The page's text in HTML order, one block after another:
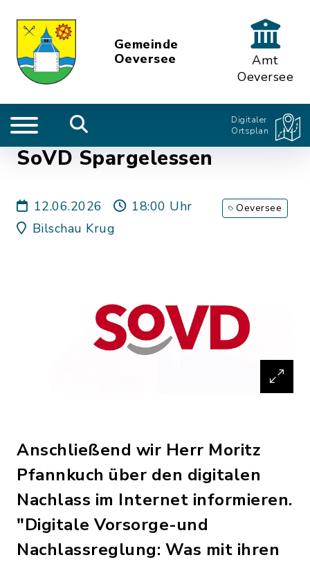
Gemeinde
Oeversee
Amt
Oeversee
Digitaler
Ortsplan
SoVD Spargelessen
12.06.2026
18:00 Uhr
Bilschau Krug
Oeversee
Anschließend wir Herr Moritz
Pfannkuch über den digitalen
Nachlass im Internet informieren.
"Digitale Vorsorge-und
Nachlassreglung: Was mit ihren